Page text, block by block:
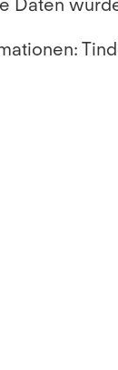
Daten